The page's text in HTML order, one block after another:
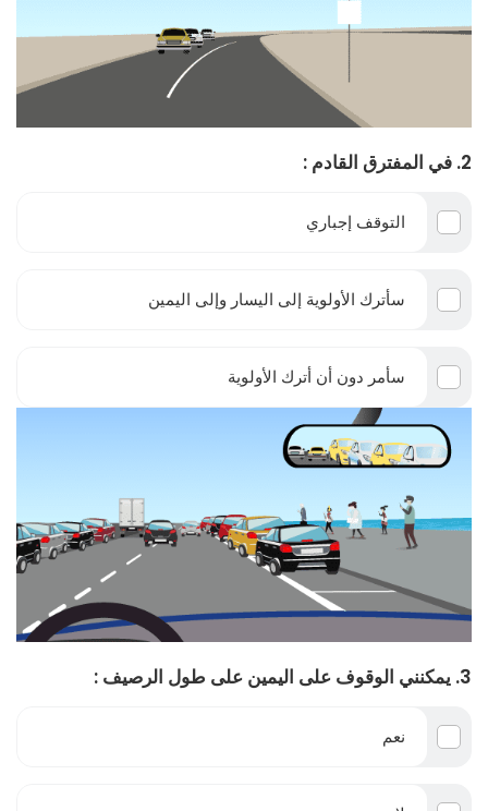
2. في المفترق القادم :
التوقف إجباري
سأترك الأولوية إلى اليسار وإلى اليمين
سأمر دون أن أترك الأولوية
3. يمكنني الوقوف على اليمين على طول الرصيف :
نعم